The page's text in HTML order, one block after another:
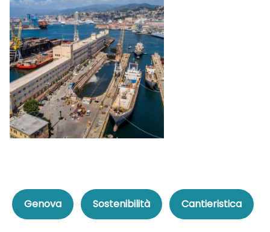
Genova Sostenibilità Cantieristica